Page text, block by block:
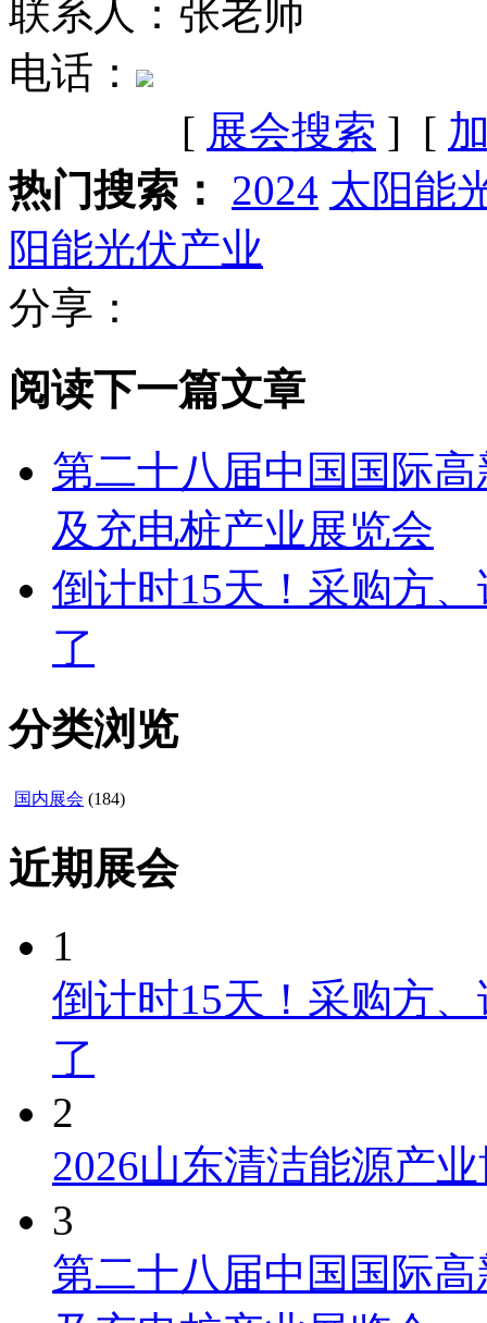
联系人：张老师
电话：
[ 展会搜索 ] [
热门搜索：
2024 太阳能
阳能光伏产业
分享：
阅读下一篇文章
第二十八届中国国际
及充电桩产业展览会
倒计时15天！采购方
了
分类浏览
国内展会 (184)
近期展会
1
倒计时15天！采购方
了
2
2026山东清洁能源产
3
第二十八届中国国际